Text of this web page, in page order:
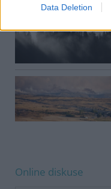
Data Deletion
Online diskuse